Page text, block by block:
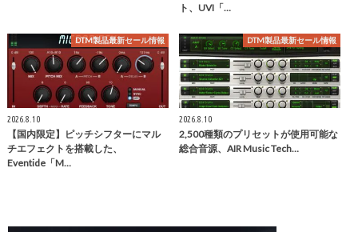
ト、UVI「…
DTM製品最新セール情報
2026.8.10
【国内限定】ピッチシフターにマル
チエフェクトを搭載した、
Eventide「M…
DTM製品最新セール情報
2026.8.10
2,500種類のプリセットが使用可能な
総合音源、AIR Music Tech…